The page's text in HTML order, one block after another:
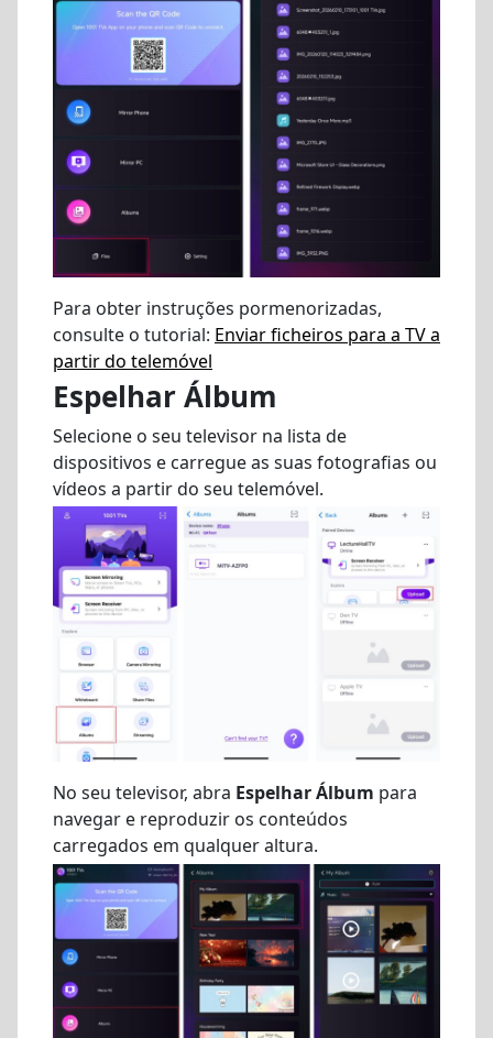
Para obter instruções pormenorizadas,
consulte o tutorial: Enviar ficheiros para a TV a
partir do telemóvel
Espelhar Álbum
Selecione o seu televisor na lista de
dispositivos e carregue as suas fotografias ou
vídeos a partir do seu telemóvel.
No seu televisor, abra Espelhar Álbum para
navegar e reproduzir os conteúdos
carregados em qualquer altura.